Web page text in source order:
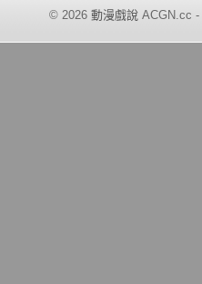
© 2026 動漫戲說 ACGN.cc